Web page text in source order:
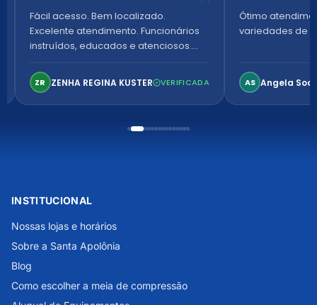
Fácil acesso. Bem localizado.
Excelente atendimento. Funcionários
instruídos, educados e atenciosos.
confortável. Perfeito!
ZR ZENHA REGINA KUSTER VERIFICADA
Ótimo
variedades de
AS Angela
INSTITUCIONAL
Nossas lojas e horários
Sobre a Santa Apolônia
Blog
Como escolher a meia de compressão